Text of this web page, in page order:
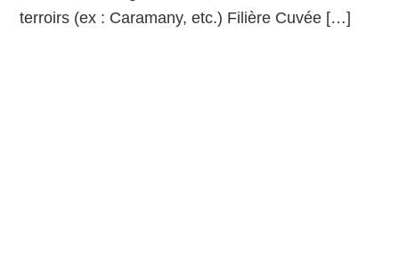
terroirs (ex : Caramany, etc.) Filière Cuvée […]